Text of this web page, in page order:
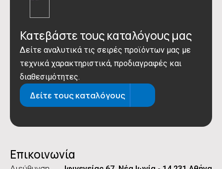
Κατεβάστε τους καταλόγους μας
Δείτε αναλυτικά τις σειρές προϊόντων μας με
τεχνικά χαρακτηριστικά, προδιαγραφές και
διαθεσιμότητες.
Δείτε τους καταλόγους
Επικοινωνία